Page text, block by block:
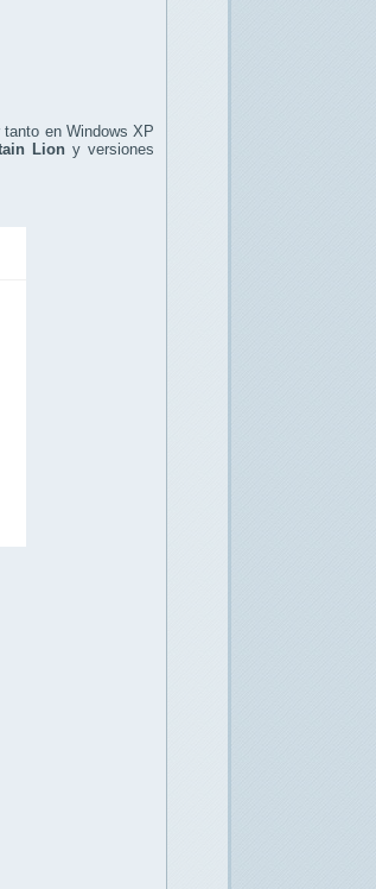
en Windows XP
Liony versiones